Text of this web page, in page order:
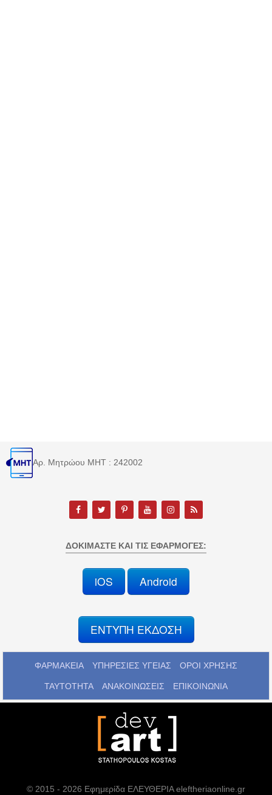
Αρ. Μητρώου MHT : 242002
ΔΟΚΙΜΆΣΤΕ ΚΑΙ ΤΙΣ ΕΦΑΡΜΟΓΈΣ:
iOS Android
ΕΝΤΥΠΗ ΕΚΔΟΣΗ
ΦΑΡΜΑΚΕΙΑ ΥΠΗΡΕΣΙΕΣ ΥΓΕΙΑΣ ΟΡΟΙ ΧΡΗΣΗΣ
ΤΑΥΤΟΤΗΤΑ ΑΝΑΚΟΙΝΩΣΕΙΣ ΕΠΙΚΟΙΝΩΝΙΑ
© 2015 - 2026 Εφημερίδα ΕΛΕΥΘΕΡΙΑ eleftheriaonline.gr